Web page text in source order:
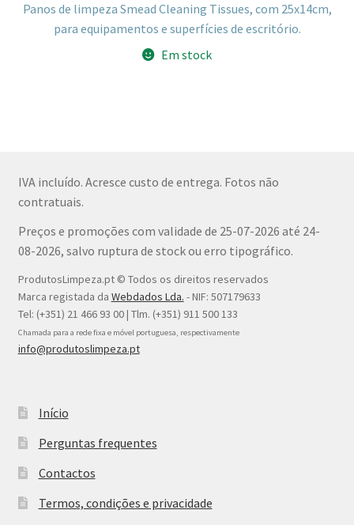
Panos de limpeza Smead Cleaning Tissues, com 25x14cm,
para equipamentos e superfícies de escritório.
Em stock
IVA incluído. Acresce custo de entrega. Fotos não
contratuais.
Preços e promoções com validade de 25-07-2026 até 24-
08-2026, salvo ruptura de stock ou erro tipográfico.
ProdutosLimpeza.pt © Todos os direitos reservados
Marca registada da Webdados Lda. - NIF: 507179633
Tel: (+351) 21 466 93 00 | Tlm. (+351) 911 500 133
Chamada para a rede fixa e móvel portuguesa, respectivamente
info@produtoslimpeza.pt
Início
Perguntas frequentes
Contactos
Termos, condições e privacidade